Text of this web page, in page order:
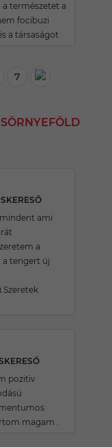
a természetet a
focibuzi
a társaságot
7
ami
a
a tengert új
pozitiv
magam .